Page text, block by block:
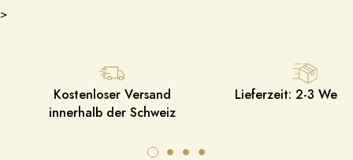
>
Kostenloser Versand
innerhalb der Schweiz
Lieferzeit: 2-3